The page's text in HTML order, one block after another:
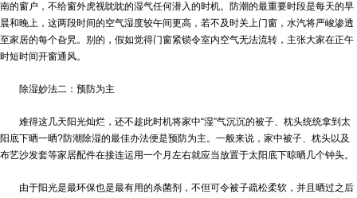
南的窗户，不给窗外虎视眈眈的湿气任何潜入的时机。防潮的最重要时段是每天的早
晨和晚上，这两段时间的空气湿度较午间更高，若不及时关上门窗，水汽将严峻渗透
至家居的每个旮旯。别的，假如觉得门窗紧锁令室内空气无法流转，主张大家在正午
时短时间开窗通风。
除湿妙法二：预防为主
难得这几天阳光灿烂，还不趁此时机将家中“湿”气沉沉的被子、枕头统统拿到太
阳底下晒一晒?防潮除湿的最佳办法便是预防为主。一般来说，家中被子、枕头以及
布艺沙发套等家居配件在接连运用一个月左右就应当放置于太阳底下晾晒几个钟头。
由于阳光是最环保也是最有用的杀菌剂，不但可令被子疏松柔软，并且晒过之后